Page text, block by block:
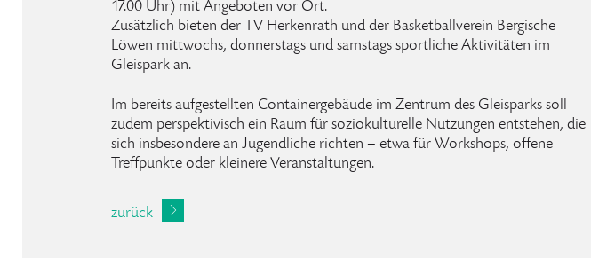
17.00 Uhr) mit Angeboten vor Ort.
Zusätzlich bieten der TV Herkenrath und der Basketballverein Bergische
Löwen mittwochs, donnerstags und samstags sportliche Aktivitäten im
Gleispark an.
Im bereits aufgestellten Containergebäude im Zentrum des Gleisparks soll
zudem perspektivisch ein Raum für soziokulturelle Nutzungen entstehen, die
sich insbesondere an Jugendliche richten – etwa für Workshops, offene
Treffpunkte oder kleinere Veranstaltungen.
zurück